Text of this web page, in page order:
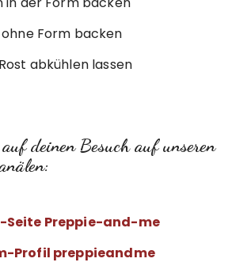
ohne Form backen
abkühlen lassen
deinen Besuch auf unseren
Seite Preppie-and-me
Profil preppieandme